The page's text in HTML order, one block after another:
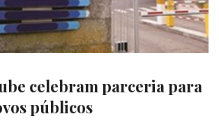
celebram parceria para
públicos